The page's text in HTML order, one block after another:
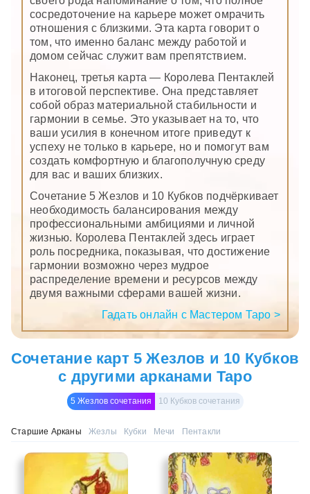
сосредоточение на карьере может омрачить
отношения с близкими. Эта карта говорит о
том, что именно баланс между работой и
домом сейчас служит вам препятствием.
Наконец, третья карта — Королева Пентаклей
в итоговой перспективе. Она представляет
собой образ материальной стабильности и
гармонии в семье. Это указывает на то, что
ваши усилия в конечном итоге приведут к
успеху не только в карьере, но и помогут вам
создать комфортную и благополучную среду
для вас и ваших близких.
Сочетание 5 Жезлов и 10 Кубков подчёркивает
необходимость балансирования между
профессиональными амбициями и личной
жизнью. Королева Пентаклей здесь играет
роль посредника, показывая, что достижение
гармонии возможно через мудрое
распределение времени и ресурсов между
двумя важными сферами вашей жизни.
Гадать онлайн с Мастером Таро >
Сочетание карт 5 Жезлов и 10 Кубков
с другими арканами Таро
5 Жезлов сочетания 10 Кубков сочетания
Старшие Арканы Жезлы Кубки Мечи Пентакли